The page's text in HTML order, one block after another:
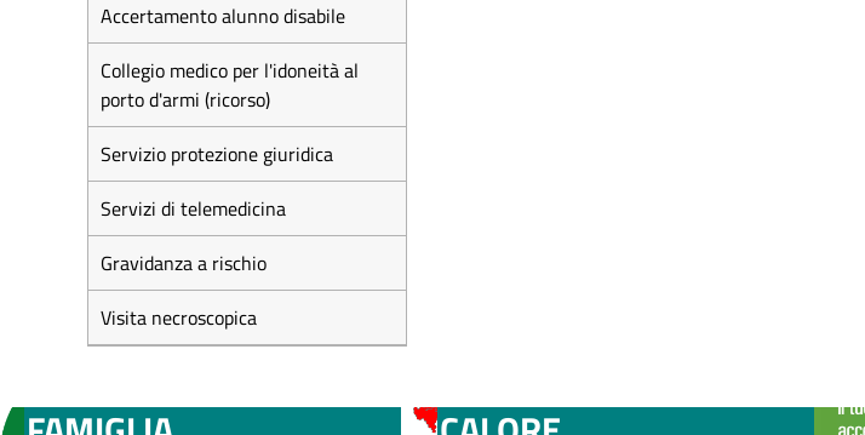
Accertamento alunno disabile
Collegio medico per l'idoneità al
porto d'armi (ricorso)
Servizio protezione giuridica
Servizi di telemedicina
Gravidanza a rischio
Visita necroscopica